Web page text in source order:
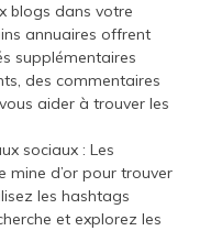
blogs dans votre
annuaires offrent
supplémentaires
des commentaires
aider à trouver les
sociaux : Les
mine d’or pour trouver
les hashtags
et explorez les